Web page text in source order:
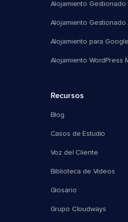
Alojamiento Gestionado
Alojamiento Gestionado
Alojamiento para
Alojamiento WordPress
Recursos
Blog
Casos de Estudio
Voz del Cliente
Biblioteca de Videos
Glosario
Grupo Cloudways